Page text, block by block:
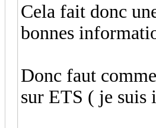
Cela fait donc
bonnes
Donc faut
sur ETS ( je